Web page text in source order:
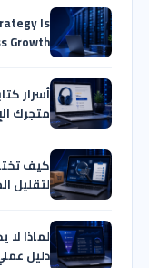
Is
Growth
أسرار
متجرك
كيف
لتقليل
لماذا
دليل